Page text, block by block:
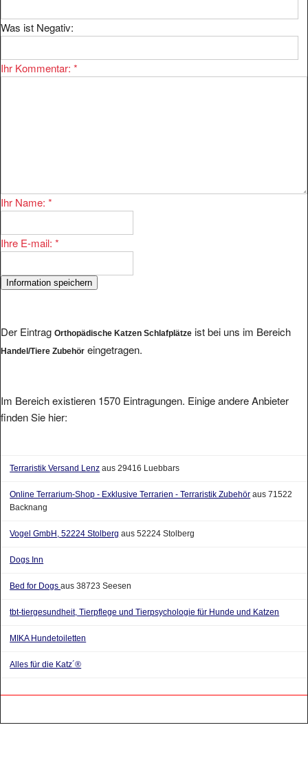
Was ist Negativ:
Ihr Kommentar: *
Ihr Name: *
Ihre E-mail: *
Der Eintrag Orthopädische Katzen Schlafplätze ist bei uns im Bereich
Handel/Tiere Zubehör eingetragen.
Im Bereich existieren 1570 Eintragungen. Einige andere Anbieter
finden Sie hier:
Terraristik Versand Lenz aus 29416 Luebbars
Online Terrarium-Shop - Exklusive Terrarien - Terraristik Zubehör aus 71522
Backnang
Vogel GmbH, 52224 Stolberg aus 52224 Stolberg
Dogs Inn
Bed for Dogsaus 38723 Seesen
tbt-tiergesundheit, Tierpflege und Tierpsychologie für Hunde und Katzen
MIKA Hundetoiletten
Alles für die Katz´®